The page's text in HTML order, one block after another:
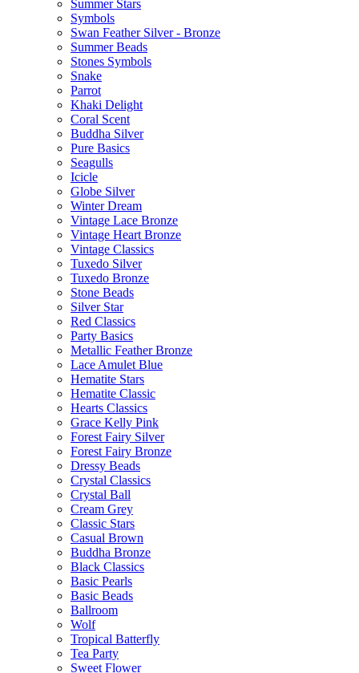
Summer Stars
Symbols
Swan Feather Silver - Bronze
Summer Beads
Stones Symbols
Snake
Parrot
Khaki Delight
Coral Scent
Buddha Silver
Pure Basics
Seagulls
Icicle
Globe Silver
Winter Dream
Vintage Lace Bronze
Vintage Heart Bronze
Vintage Classics
Tuxedo Silver
Tuxedo Bronze
Stone Beads
Silver Star
Red Classics
Party Basics
Metallic Feather Bronze
Lace Amulet Blue
Hematite Stars
Hematite Classic
Hearts Classics
Grace Kelly Pink
Forest Fairy Silver
Forest Fairy Bronze
Dressy Beads
Crystal Classics
Crystal Ball
Cream Grey
Classic Stars
Casual Brown
Buddha Bronze
Black Classics
Basic Pearls
Basic Beads
Ballroom
Wolf
Tropical Batterfly
Tea Party
Sweet Flower